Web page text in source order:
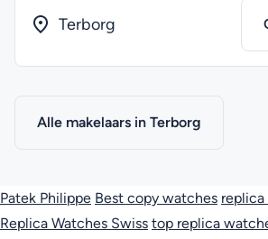
Terborg
Alle makelaars in Terborg
Patek Philippe Best copy watches
Replica Watches Swiss top replica